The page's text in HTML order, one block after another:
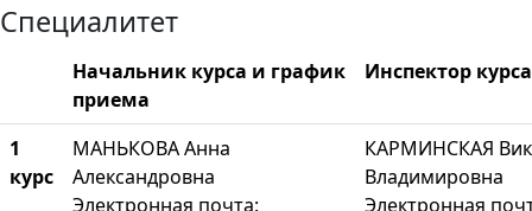
Специалитет
Начальник курса и график
приема
Инспектор курса
1
курс
МАНЬКОВА Анна
Александровна
Электронная почта:
КАРМИНСКАЯ
Владимировна
Электронная